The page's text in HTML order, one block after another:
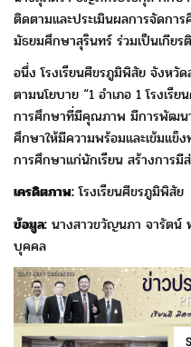
ติดตามและประเมินผลการจัดกา
มัธยมศึกษาสุรินทร์ ร่วมเป็นเกียร
อนึ่ง โรงเรียนศีขรภูมิพิสัย จังหวั
ตามนโยบาย “1 อำเภอ 1 โรงเรี
การศึกษาที่มีคุณภาพ มีการพัฒน
ศึกษาให้มีความพร้อมและเข้มแข็
การศึกษาแก่นักเรียน สร้างการมี
เครดิตภาพ:โรงเรียนศีขรภูมิพิสัย
ข้อมูล: นางสาวขวัญนภา จารัตน์
บุคคล